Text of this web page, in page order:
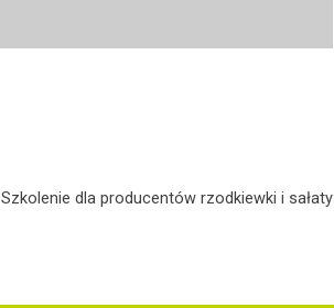
Szkolenie dla producentów rzodkiewki i sałaty